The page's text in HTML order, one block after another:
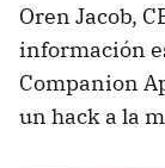
Oren Jacob,
información
Companion
un hack a la